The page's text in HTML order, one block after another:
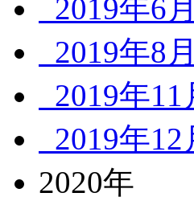
2019年6
2019年8
2019年11
2019年12
2020年